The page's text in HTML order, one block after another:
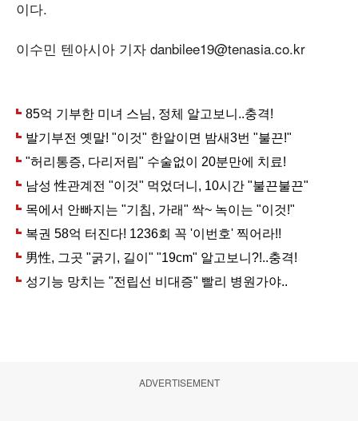
이다.
이수민 텐아시아 기자 danbilee19@tenasia.co.kr
ADVERTISEMENT